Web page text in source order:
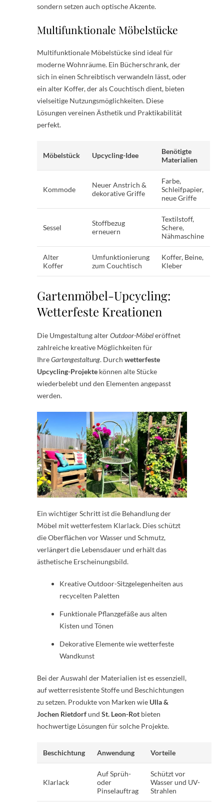
sondern setzen auch optische Akzente.
Multifunktionale Möbelstücke
Multifunktionale Möbelstücke sind ideal für
moderne Wohnräume. Ein Bücherschrank, der
sich in einen Schreibtisch verwandeln lässt, oder
ein alter Koffer, der als Couchtisch dient, bieten
vielseitige Nutzungsmöglichkeiten. Diese
Lösungen vereinen Ästhetik und Praktikabilität
perfekt.
Möbelstück Upcycling-Idee
Benötigte
Materialien
Kommode
Neuer Anstrich &
dekorative Griffe
Farbe,
Schleifpapier,
neue Griffe
Sessel
Stoffbezug
erneuern
Textilstoff,
Schere,
Nähmaschine
Alter
Koffer
Umfunktionierung
zum Couchtisch
Koffer, Beine,
Kleber
Gartenmöbel-Upcycling:
Wetterfeste Kreationen
Die Umgestaltung alterOutdoor-Möbeleröffnet
zahlreiche kreative Möglichkeiten für
IhreGartengestaltung. Durch wetterfeste
Upcycling-Projekte können alte Stücke
wiederbelebt und den Elementen angepasst
werden.
Ein wichtiger Schritt ist die Behandlung der
Möbel mit wetterfestem Klarlack. Dies schützt
die Oberflächen vor Wasser und Schmutz,
verlängert die Lebensdauer und erhält das
ästhetische Erscheinungsbild.
Kreative Outdoor-Sitzgelegenheiten aus
recycelten Paletten
Funktionale Pflanzgefäße aus alten
Kisten und Tönen
Dekorative Elemente wie wetterfeste
Wandkunst
Bei der Auswahl der Materialien ist es essenziell,
auf wetterresistente Stoffe und Beschichtungen
zu setzen. Produkte von Marken wie Ulla &
Jochen Rietdorfund St. Leon-Rot bieten
hochwertige Lösungen für solche Projekte.
Beschichtung Anwendung Vorteile
Klarlack
Auf Sprüh-
oder
Pinselauftrag
Schützt vor
Wasser und UV-
Strahlen